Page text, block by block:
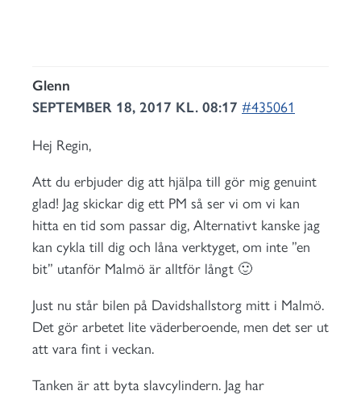
Glenn
SEPTEMBER 18, 2017 KL. 08:17 #435061
Hej Regin,
Att du erbjuder dig att hjälpa till gör mig genuint
glad! Jag skickar dig ett PM så ser vi om vi kan
hitta en tid som passar dig, Alternativt kanske jag
kan cykla till dig och låna verktyget, om inte ”en
bit” utanför Malmö är alltför långt 🙂
Just nu står bilen på Davidshallstorg mitt i Malmö.
Det gör arbetet lite väderberoende, men det ser ut
att vara fint i veckan.
Tanken är att byta slavcylindern. Jag har